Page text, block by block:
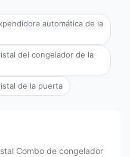
automática de la
del congelador de la
de la puerta
Combo de congelador